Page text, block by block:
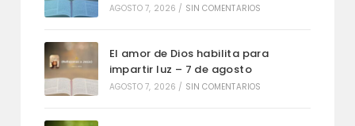
AGOSTO 7, 2026 / SIN COMENTARIOS
El amor de Dios habilita para
impartir luz – 7 de agosto
AGOSTO 7, 2026 / SIN COMENTARIOS